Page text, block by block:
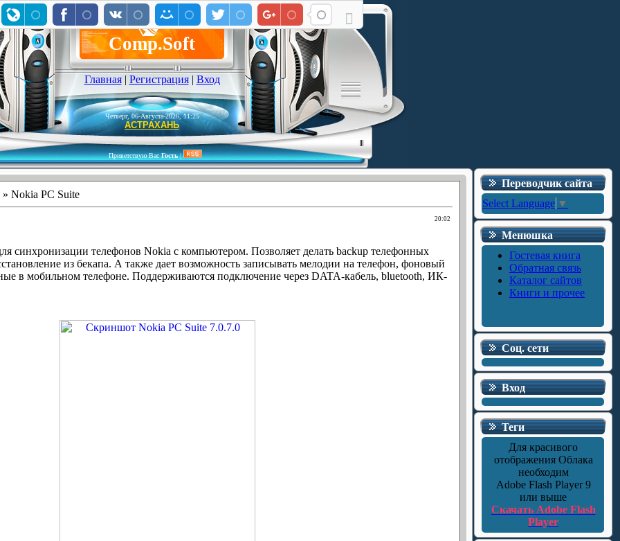
Comp.Soft
Главная| Регистрация| Вход
Четверг, 06-Августа-2026, 11:25
АСТРАХАНЬ
Приветствую Вас Гость|
» Nokia PC Suite
20:02
синхронизации телефонов Nokia с компьютером. Позволяет делать backup телефонных
из бекапа. А также дает возможность записывать мелодии на телефон, фоновый
в мобильном телефоне. Поддерживаются подключение через DATA-кабель, bluetooth, ИК-
Переводчик сайта
Select Language ▼
Менюшка
Гостевая книга
Обратная связь
Каталог сайтов
Книги и прочее
Соц. сети
Вход
Теги
Для красивого
отображения Облака
необходим
Adobe Flash Player 9
или выше
Скачать Adobe Flash
Player